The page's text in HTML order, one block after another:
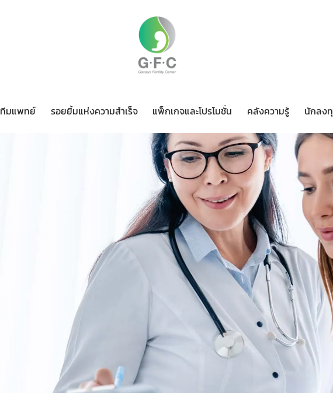
ทีมแพทย์ รอยยิ้มแห่งความสำเร็จ แพ็กเกจและโปรโมชั่น คลังความรู้ นักลง
รอยยิ้มแห่งความสำเร็จ แพ็กเกจและโปรโมชั่น คลังความรู้